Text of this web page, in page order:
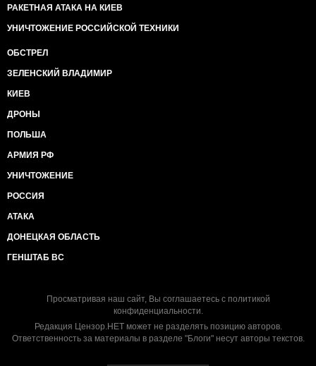
РАКЕТНАЯ АТАКА НА КИЕВ
УНИЧТОЖЕНИЕ РОССИЙСКОЙ ТЕХНИКИ
ОБСТРЕЛ
ЗЕЛЕНСКИЙ ВЛАДИМИР
КИЕВ
ДРОНЫ
ПОЛЬША
АРМИЯ РФ
УНИЧТОЖЕНИЕ
РОССИЯ
АТАКА
ДОНЕЦКАЯ ОБЛАСТЬ
ГЕНШТАБ ВС
Просматривая наш сайт, Вы соглашаетесь с политикой
конфиденциальности.
Редакция Цензор.НЕТ может не разделять позицию авторов.
Ответственность за материалы в разделе "Блоги" несут авторы текстов.